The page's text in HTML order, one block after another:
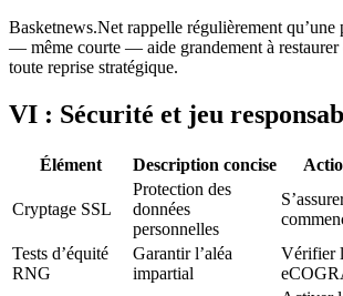
Basketnews.Net rappelle régulièrement qu’une
— même courte — aide grandement à restaurer
toute reprise stratégique.
VI : Sécurité et jeu
Élément Description concise
Cryptage SSL
Protection des
données
personnelles
Tests d’équité
RNG
Garantir l’aléa
impartial
Vérifier